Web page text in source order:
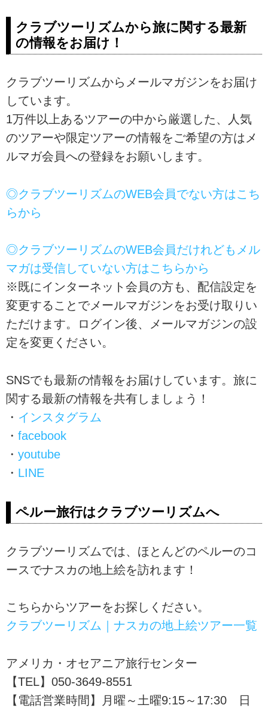
クラブツーリズムから旅に関する最新
の情報をお届け！
クラブツーリズムからメールマガジンをお届け
しています。
1万件以上あるツアーの中から厳選した、人気
のツアーや限定ツアーの情報をご希望の方はメ
ルマガ会員への登録をお願いします。
◎クラブツーリズムのWEB会員でない方はこち
らから
◎クラブツーリズムのWEB会員だけれどもメル
マガは受信していない方はこちらから
※既にインターネット会員の方も、配信設定を
変更することでメールマガジンをお受け取りい
ただけます。ログイン後、メールマガジンの設
定を変更ください。
SNSでも最新の情報をお届けしています。旅に
関する最新の情報を共有しましょう！
・ インスタグラム
・ facebook
・ youtube
・ LINE
ペルー旅行はクラブツーリズムへ
クラブツーリズムでは、ほとんどのペルーのコ
ースでナスカの地上絵を訪れます！
こちらからツアーをお探しください。
クラブツーリズム｜ナスカの地上絵ツアー一覧
アメリカ・オセアニア旅行センター
【TEL】050-3649-8551
【電話営業時間】月曜～土曜9:15～17:30 日